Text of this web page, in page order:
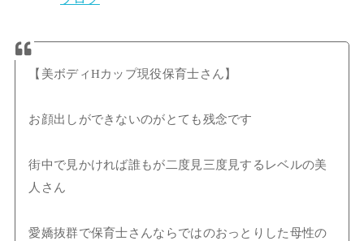
【美ボディHカップ現役保育士さん】
お顔出しができないのがとても残念です
街中で見かければ誰もが二度見三度見するレベルの美
人さん
愛嬌抜群で保育士さんならではのおっとりした母性の